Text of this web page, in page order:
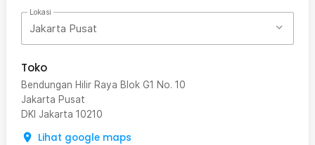
Lokasi
Jakarta Pusat
Toko
Bendungan Hilir Raya Blok G1 No. 10
Jakarta Pusat
DKI Jakarta 10210
Lihat google maps